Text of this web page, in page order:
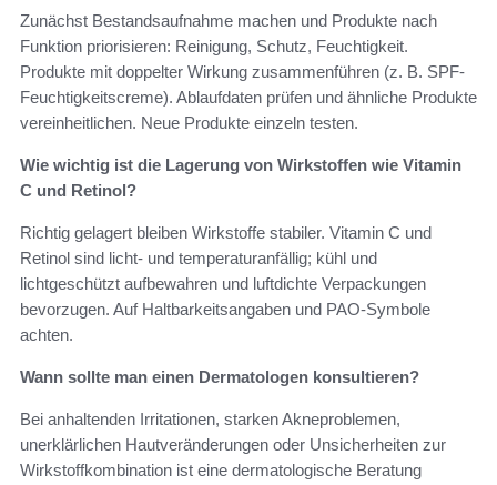
Zunächst Bestandsaufnahme machen und Produkte nach
Funktion priorisieren: Reinigung, Schutz, Feuchtigkeit.
Produkte mit doppelter Wirkung zusammenführen (z. B. SPF-
Feuchtigkeitscreme). Ablaufdaten prüfen und ähnliche Produkte
vereinheitlichen. Neue Produkte einzeln testen.
Wie wichtig ist die Lagerung von Wirkstoffen wie Vitamin
C und Retinol?
Richtig gelagert bleiben Wirkstoffe stabiler. Vitamin C und
Retinol sind licht- und temperaturanfällig; kühl und
lichtgeschützt aufbewahren und luftdichte Verpackungen
bevorzugen. Auf Haltbarkeitsangaben und PAO-Symbole
achten.
Wann sollte man einen Dermatologen konsultieren?
Bei anhaltenden Irritationen, starken Akneproblemen,
unerklärlichen Hautveränderungen oder Unsicherheiten zur
Wirkstoffkombination ist eine dermatologische Beratung